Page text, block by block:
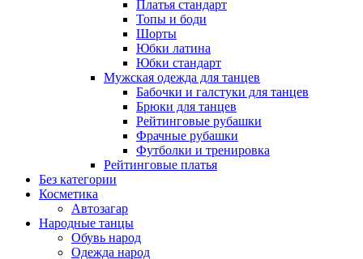
Платья стандарт
Топы и боди
Шорты
Юбки латина
Юбки стандарт
Мужская одежда для танцев
Бабочки и галстуки для танцев
Брюки для танцев
Рейтинговые рубашки
Фрачные рубашки
Футболки и тренировка
Рейтинговые платья
Без категории
Косметика
Автозагар
Народные танцы
Обувь народ
Одежда народ